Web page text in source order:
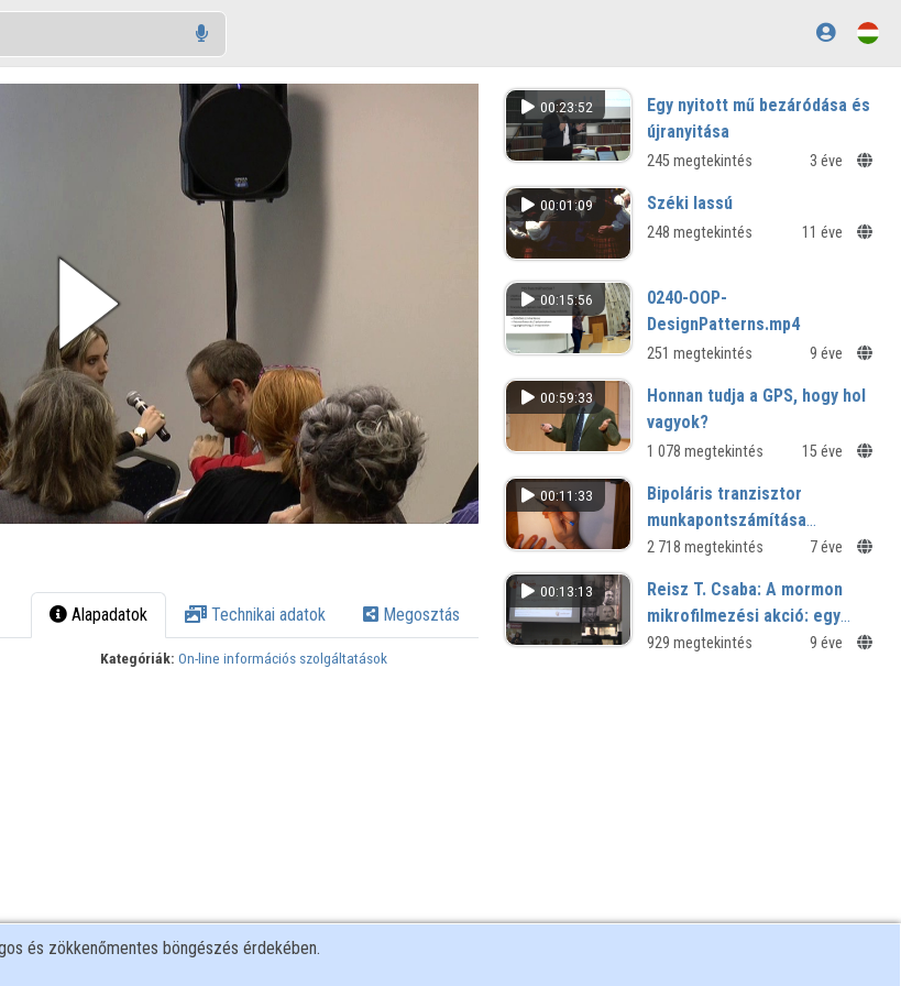
Alapadatok Technikai adatok Megosztás
Kategóriák: On-line információs szolgáltatások
00:23:52
Egy nyitott mű bezáródása és
újranyitása
245 megtekintés 3 éve
00:01:09 Széki lassú
248 megtekintés 11 éve
00:15:56
0240-OOP-
DesignPatterns.mp4
251 megtekintés 9 éve
00:59:33
Honnan tudja a GPS, hogy hol
vagyok?
1 078 megtekintés 15 éve
00:11:33
Bipoláris tranzisztor
munkapontszámítása
összetettebb esetben
2 718 megtekintés 7 éve
00:13:13
Reisz T. Csaba: A mormon
mikrofilmezési akció: egy
példaadó levéltáros szakmai
929 megtekintés 9 éve
és zökkenőmentes böngészés érdekében.